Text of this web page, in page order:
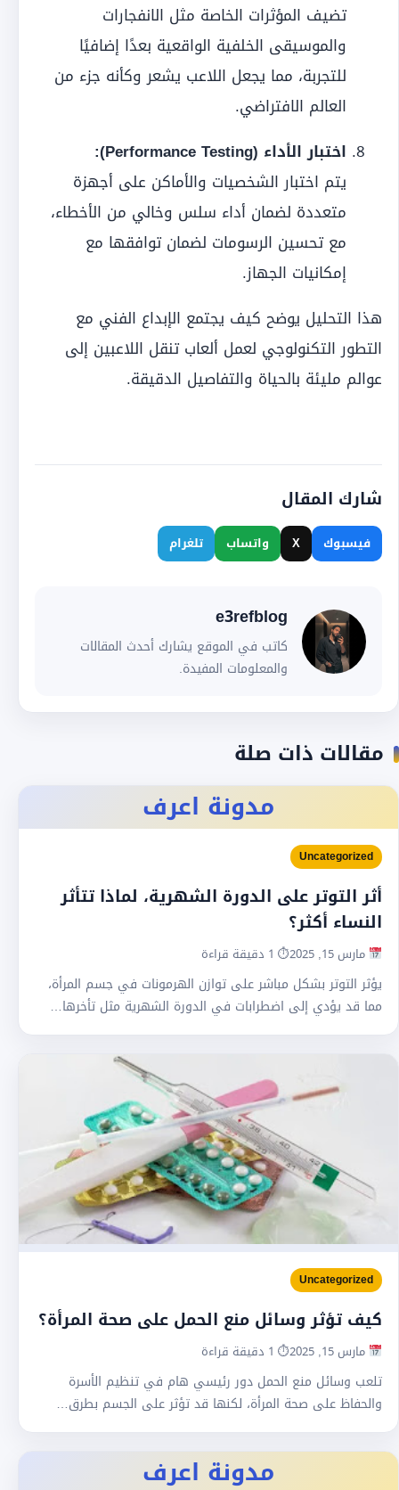
تضيف المؤثرات الخاصة مثل الانفجارات
والموسيقى الخلفية الواقعية بعدًا إضافيًا
للتجربة، مما يجعل اللاعب يشعر وكأنه جزء من
العالم الافتراضي.
اختبار الأداء (Performance Testing):
يتم اختبار الشخصيات والأماكن على أجهزة
متعددة لضمان أداء سلس وخالي من الأخطاء،
مع تحسين الرسومات لضمان توافقها مع
إمكانيات الجهاز.
هذا التحليل يوضح كيف يجتمع الإبداع الفني مع
التطور التكنولوجي لعمل ألعاب تنقل اللاعبين إلى
عوالم مليئة بالحياة والتفاصيل الدقيقة.
شارك المقال
فيسبوك X واتساب تلغرام
e3refblog
كاتب في الموقع يشارك أحدث المقالات
والمعلومات المفيدة.
مقالات ذات صلة
مدونة اعرف
Uncategorized
أثر التوتر على الدورة الشهرية، لماذا تتأثر
النساء أكثر؟
مارس 15, 2025 ⏱ 1 دقيقة قراءة
يؤثر التوتر بشكل مباشر على توازن الهرمونات في جسم المرأة،
مما قد يؤدي إلى اضطرابات في الدورة الشهرية مثل تأخرها…
Uncategorized
كيف تؤثر وسائل منع الحمل على صحة المرأة؟
مارس 15, 2025 ⏱ 1 دقيقة قراءة
تلعب وسائل منع الحمل دور رئيسي هام في تنظيم الأسرة
والحفاظ على صحة المرأة، لكنها قد تؤثر على الجسم بطرق…
مدونة اعرف